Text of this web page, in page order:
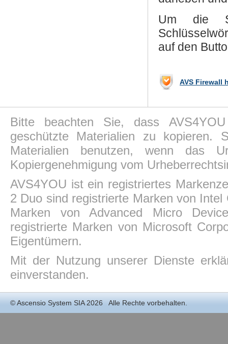
Um die
auf den
AVS Firewall
Bitte beachten Sie, dass
geschützte Materialien zu kopieren.
Materialien benutzen, wenn das
Kopiergenehmigung vom
AVS4YOU ist ein registriertes
2 Duo sind registrierte Marken von
Marken von Advanced Micro
registrierte Marken von Microsoft
Eigentümern.
Mit der Nutzung unserer Dienste
einverstanden.
©Ascensio System SIA2026 Alle Rechte vorbehalten.